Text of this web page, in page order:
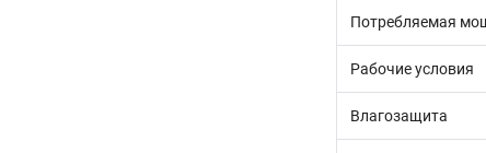
Потребляемая
Рабочие условия
Влагозащита